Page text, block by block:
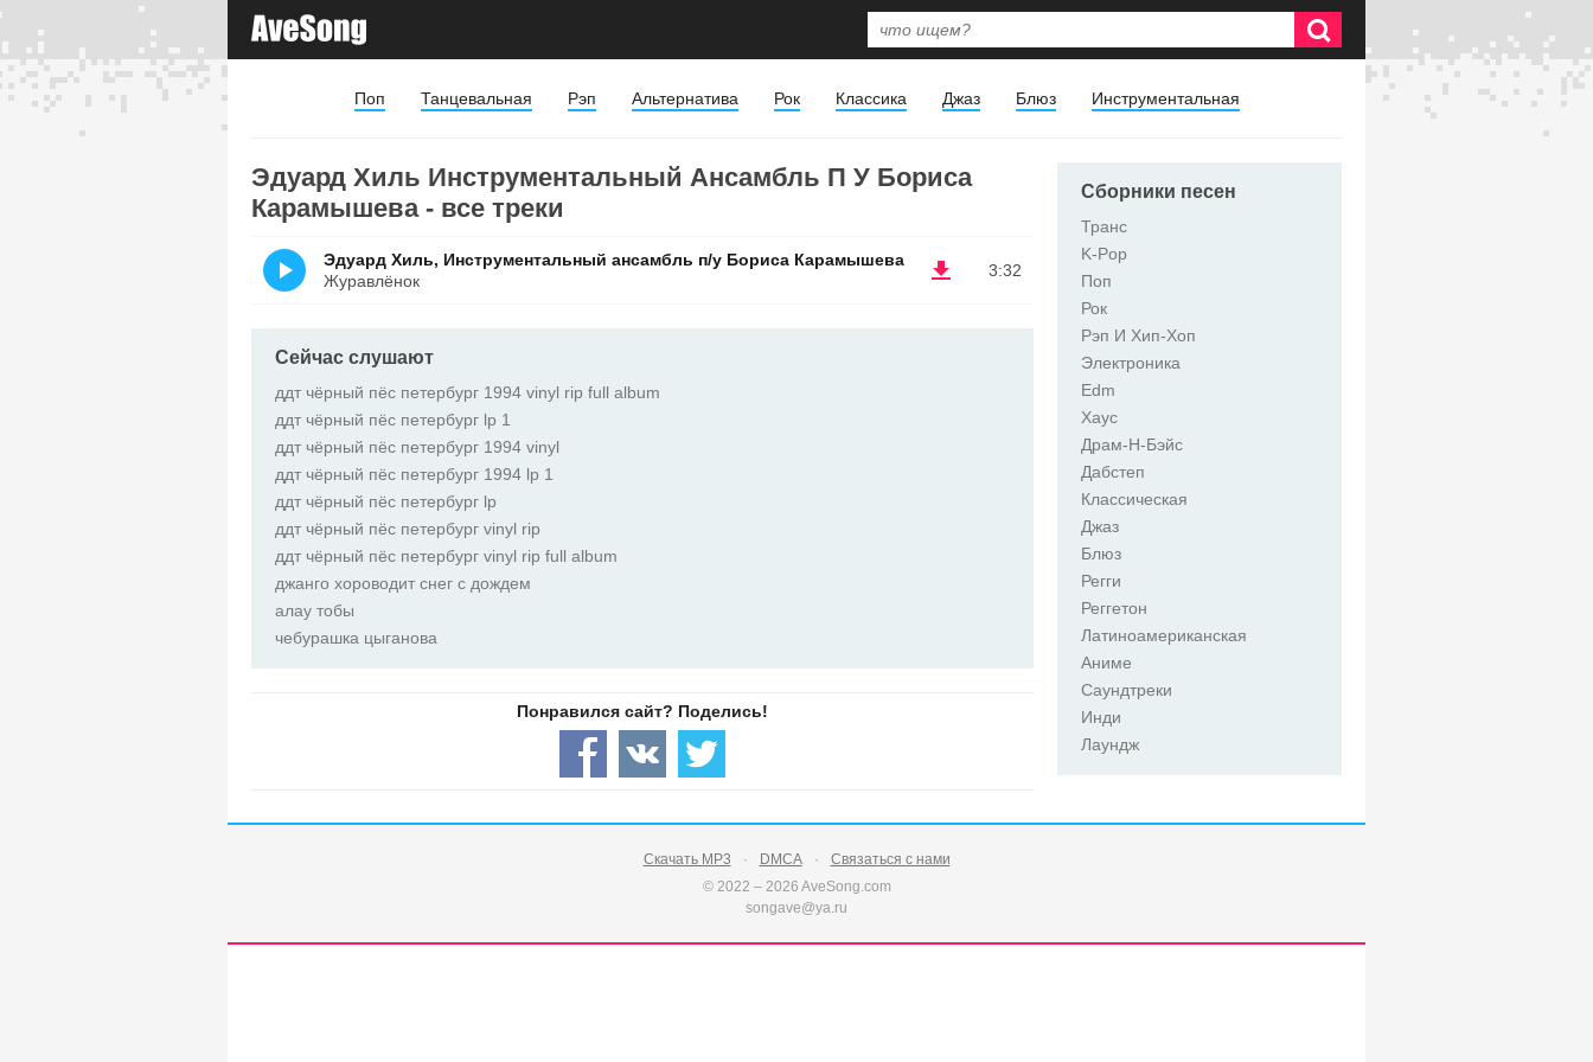
Поп Танцевальная Рэп Альтернатива Рок Классика Джаз Блюз Инструментальная
Эдуард Хиль Инструментальный Ансамбль П У Бориса
Карамышева - все треки
3:32
Эдуард Хиль, Инструментальный ансамбль п/у Бориса Карамышева
Журавлёнок
Сейчас слушают
ддт чёрный пёс петербург 1994 vinyl rip full album
ддт чёрный пёс петербург lp 1
ддт чёрный пёс петербург 1994 vinyl
ддт чёрный пёс петербург 1994 lp 1
ддт чёрный пёс петербург lp
ддт чёрный пёс петербург vinyl rip
ддт чёрный пёс петербург vinyl rip full album
джанго хороводит снег с дождем
алау тобы
чебурашка цыганова
Сборники песен
Транс
K-Pop
Поп
Рок
Рэп И Хип-Хоп
Электроника
Edm
Хаус
Драм-Н-Бэйс
Дабстеп
Классическая
Джаз
Блюз
Регги
Реггетон
Латиноамериканская
Аниме
Саундтреки
Инди
Лаундж
Скачать MP3 DMCA
Связаться с нами
© 2022 – 2026 AveSong.com
songave@ya.ru